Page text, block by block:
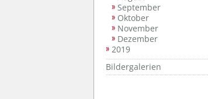
September
Oktober
November
Dezember
2019
Bildergalerien